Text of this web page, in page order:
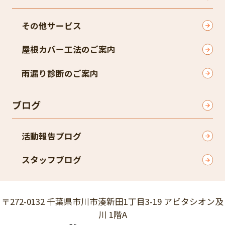
その他サービス
屋根カバー工法のご案内
雨漏り診断のご案内
ブログ
活動報告ブログ
スタッフブログ
〒272-0132 千葉県市川市湊新田1丁目3-19 アビタシオン及
川 1階A